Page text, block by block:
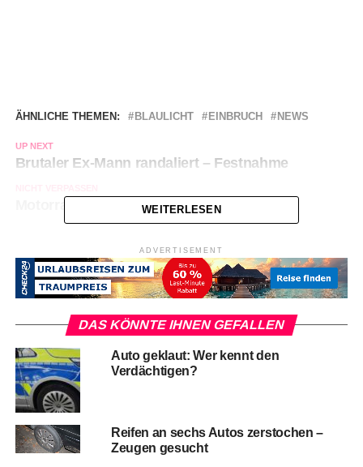
ÄHNLICHE THEMEN: BLAULICHT EINBRUCH NEWS
UP NEXT
Brutaler Ex-Mann randaliert – Festnahme
Motorradfahrer bei Unfall schwer verletzt
WEITERLESEN
ADVERTISEMENT
DAS KÖNNTE IHNEN GEFALLEN
Auto geklaut: Wer kennt den
Verdächtigen?
Reifen an sechs Autos zerstochen –
Zeugen gesucht